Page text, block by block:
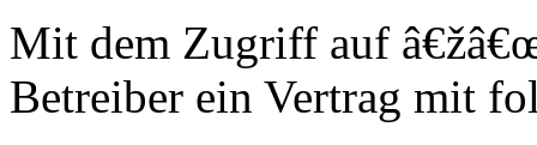
Mit dem Zugriff auf
Betreiber ein Vertrag mit